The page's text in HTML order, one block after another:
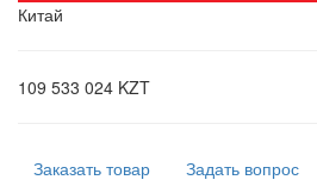
Китай
109 533 024 KZT
Заказать товар
Задать вопрос